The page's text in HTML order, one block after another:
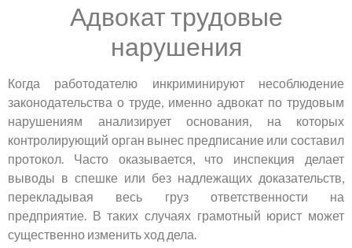
Адвокат трудовые
нарушения
Когда работодателю инкриминируют несоблюдение
законодательства о труде, именно адвокат по трудовым
нарушениям анализирует основания, на которых
контролирующий орган вынес предписание или составил
протокол. Часто оказывается, что инспекция делает
выводы в спешке или без надлежащих доказательств,
перекладывая весь груз ответственности на
предприятие. В таких случаях грамотный юрист может
существенно изменить ход дела.